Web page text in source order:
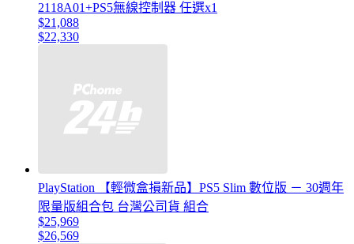
2118A01+PS5無線控制器 任選x1
$21,088
$22,330
PlayStation 【輕微盒損新品】PS5 Slim 數位版 － 30週年
限量版組合包 台灣公司貨 組合
$25,969
$26,569